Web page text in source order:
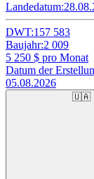
Landedatum:
DWT:157 583
Baujahr:2 009
5 250 $ pro Monat
Datum der
05.08.2026
🇺🇦